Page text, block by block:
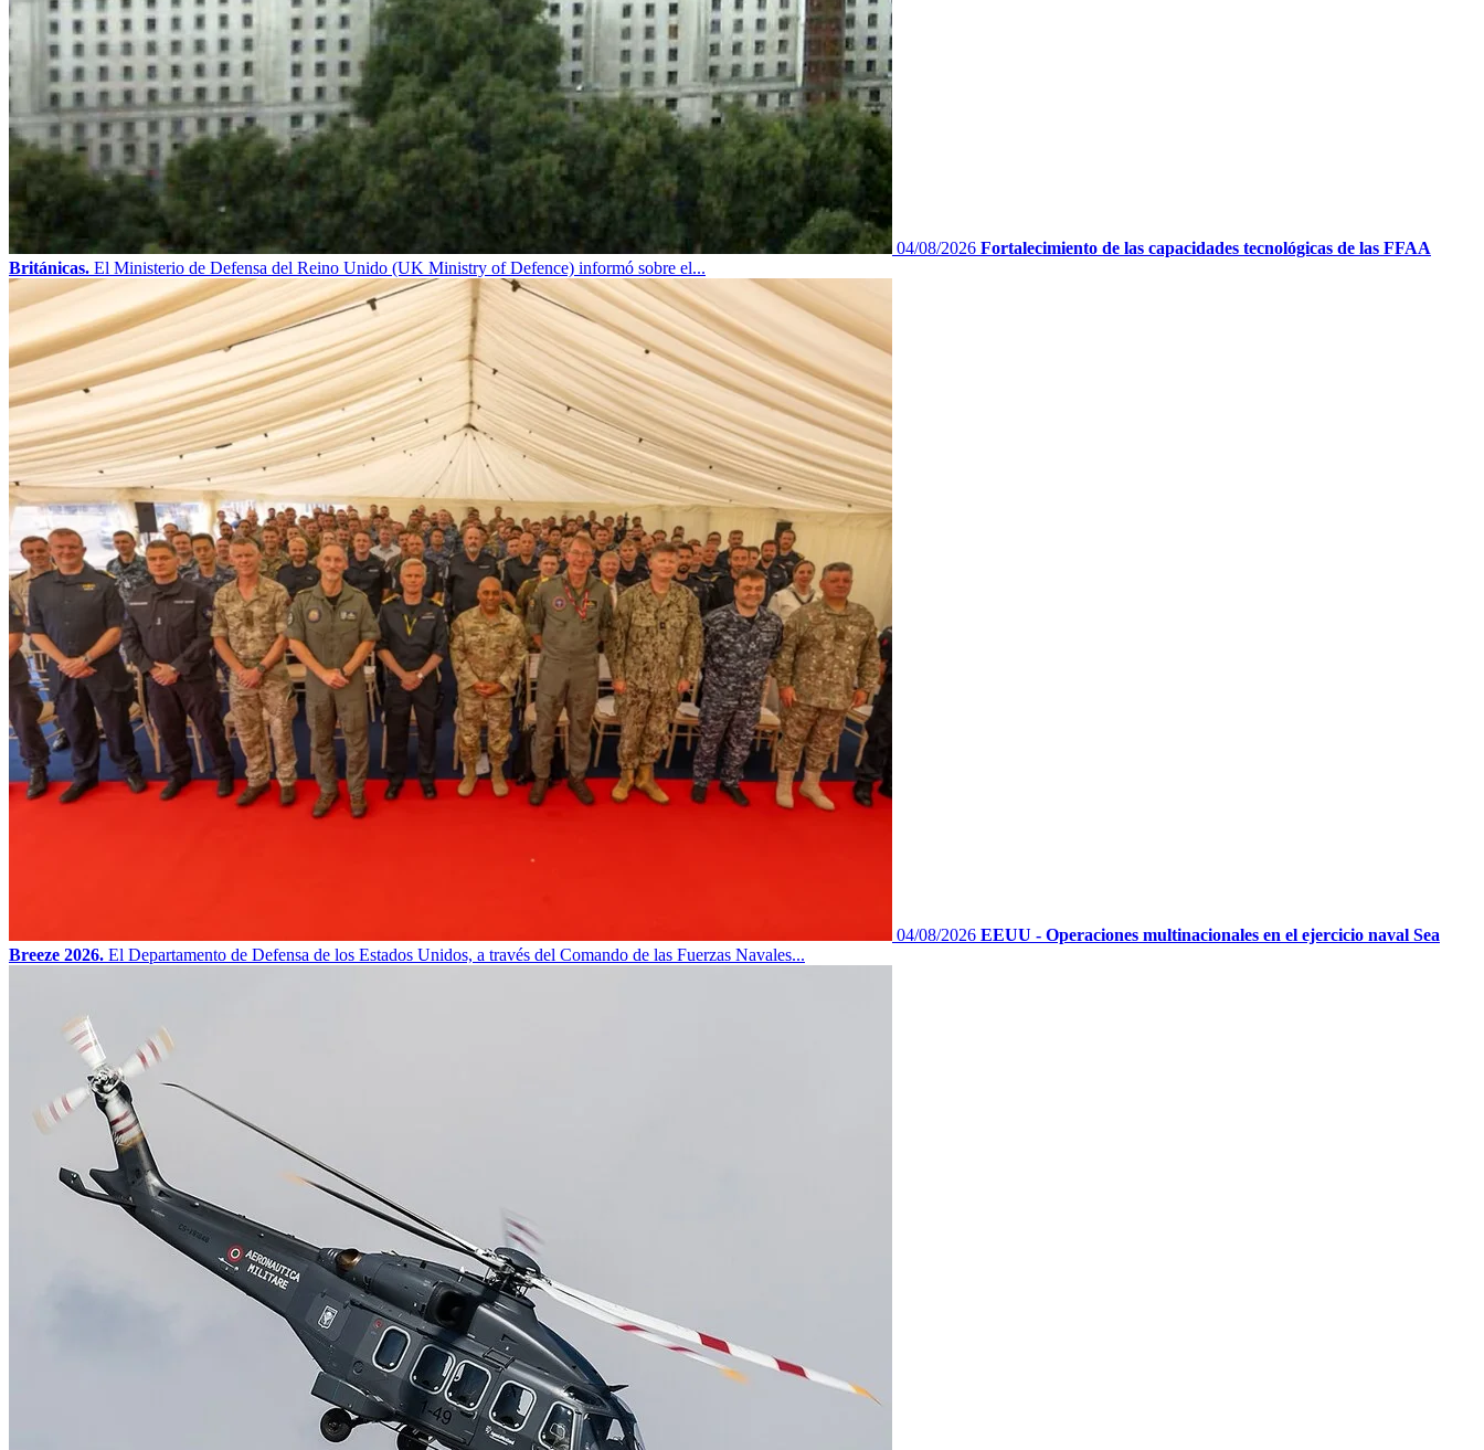
04/08/2026 Fortalecimiento de las capacidades tecnológicas de las FFAA
Británicas. El Ministerio de Defensa del Reino Unido (UK Ministry of Defence) informó sobre el...
04/08/2026 EEUU - Operaciones multinacionales en el ejercicio naval Sea
Breeze 2026. El Departamento de Defensa de los Estados Unidos, a través del Comando de las Fuerzas Navales...